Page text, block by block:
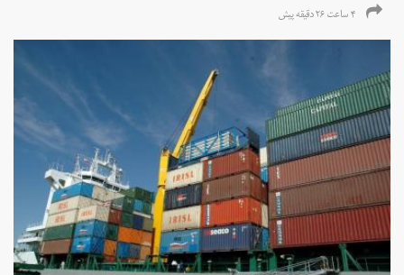
۴ ساعت ۲۶ دقیقه پیش